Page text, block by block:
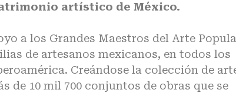
artístico de México.
a los Grandes Maestros del Arte
de artesanos mexicanos, en todos los
Creándose la colección de
de 10 mil 700 conjuntos de obras que se